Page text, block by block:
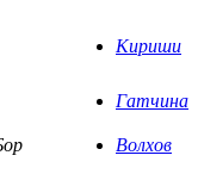
Кириши
Гатчина
Волхов